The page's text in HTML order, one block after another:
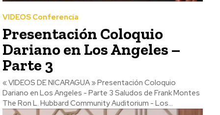
VIDEOS Conferencia
Presentación Coloquio
Dariano en Los Angeles –
Parte 3
« VIDEOS DE NICARAGUA » Presentación Coloquio
Dariano en Los Angeles - Parte 3 Saludos de Frank Montes
The Ron L. Hubbard Community Auditorium - Los...